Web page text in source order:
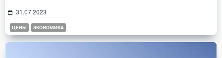
31.07.2023
ЦЕНЫ ЭКОНОМИКА